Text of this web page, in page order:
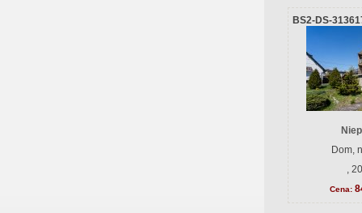
BS2-DS-
Dom,
,
Cena: